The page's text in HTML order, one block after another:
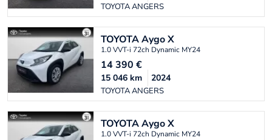
TOYOTA ANGERS
TOYOTAAygo X
1.0 VVT-i 72ch Dynamic MY24
14 390 €
TOYOTA ANGERS
15 046 km 2024
TOYOTAAygo X
1.0 VVT-i 72ch Dynamic MY24